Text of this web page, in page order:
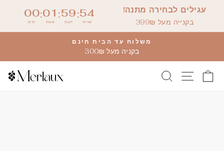
עגילים לבחירה מתנה!
בקנייה מעל 399₪
00
ימים
:01
שעות
:59
דקות
:53
שניות
משלוח עד הבית חינם
בקניה מעל 300₪